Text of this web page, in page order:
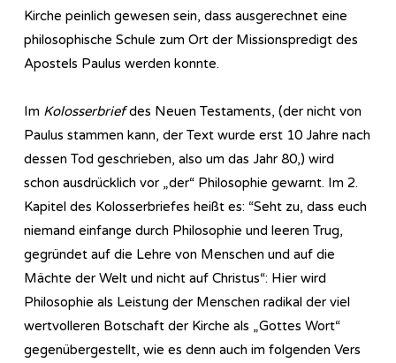
Kirche peinlich gewesen sein, dass ausgerechnet eine
philosophische Schule zum Ort der Missionspredigt des
Apostels Paulus werden konnte.
Im Kolosserbriefdes Neuen Testaments, (der nicht von
Paulus stammen kann, der Text wurde erst 10 Jahre nach
dessen Tod geschrieben, also um das Jahr 80,) wird
schon ausdrücklich vor „der“ Philosophie gewarnt. Im 2.
Kapitel des Kolosserbriefes heißt es: “Seht zu, dass euch
niemand einfange durch Philosophie und leeren Trug,
gegründet auf die Lehre von Menschen und auf die
Mächte der Welt und nicht auf Christus“: Hier wird
Philosophie als Leistung der Menschen radikal der viel
wertvolleren Botschaft der Kirche als „Gottes Wort“
gegenübergestellt, wie es denn auch im folgenden Vers